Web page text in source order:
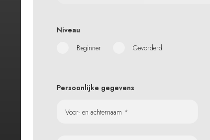
Niveau
Beginner
Gevorderd
Persoonlijke gegevens
Voor- en achternaam *